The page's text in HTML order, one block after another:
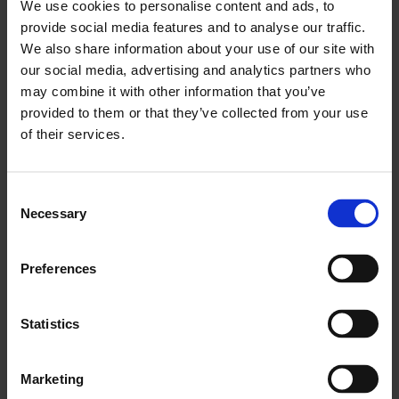
We use cookies to personalise content and ads, to
provide social media features and to analyse our traffic.
We also share information about your use of our site with
our social media, advertising and analytics partners who
may combine it with other information that you’ve
provided to them or that they’ve collected from your use
of their services.
Selection
Necessary
Preferences
Statistics
Marketing
gaidāmajām valdības investīcijām infrastruktūrā.
Turpinot Volvo un Ziemeļamerikas tirgu, būviekārtu
pieprasījums pieauga arī Apvienotajā Karalistē, veicinot
pārdošanas apjoma pieaugumu par 30 % 2022. gada 1.
ceturksnī, teikts Būviekārtu asociācijas (CEA)
paziņojumā presei
gadā. Tas noveda pie 1. ceturkšņa pārdošanas apjoma
arī bija par 2,9 % augstāki par 2019. gada līmeni, kas
liecina par plašāku pieaugumu ilgākā laika posmā.
Būvniecības tehnika un, konkrētāk, ekskavatori bija